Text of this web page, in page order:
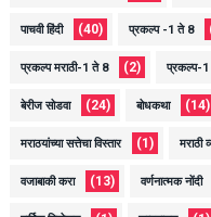
पाचवी हिंदी (40) प्रकल्प -1 ते 8
प्रकल्प मराठी-1 ते 8 (2) प्रकल्प-
बेरीज सोडवा (24) बोधकथा (14)
मराठयांच्या सत्तेचा विस्तार (1) मराठी
वजाबाकी करा (13) वर्णनात्मक नोंदी